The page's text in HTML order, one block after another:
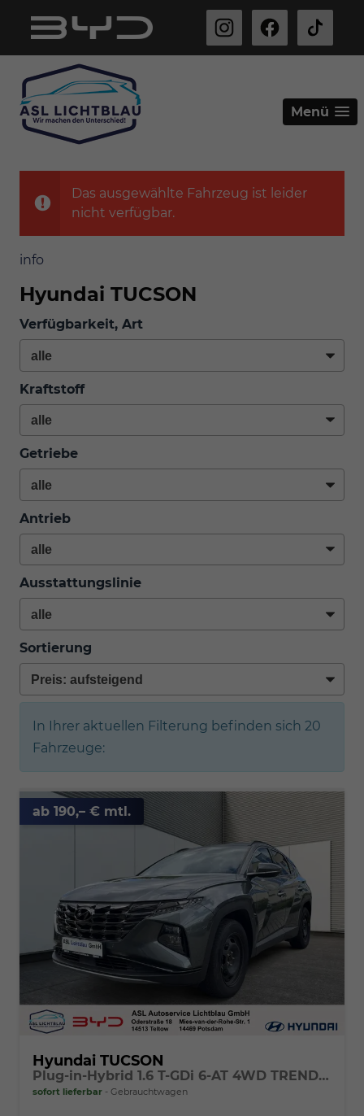
Menü
Das ausgewählte Fahrzeug ist leider
nicht verfügbar.
info
Hyundai TUCSON
Verfügbarkeit, Art
Kraftstoff
Getriebe
Antrieb
Ausstattungslinie
Sortierung
In Ihrer aktuellen Filterung befinden sich 20
Fahrzeuge:
ab 190,– € mtl.
Hyundai TUCSON
Plug-in-Hybrid 1.6 T-GDi 6-AT 4WD TREND elekt. Heckklappe
sofort lieferbar Gebrauchtwagen